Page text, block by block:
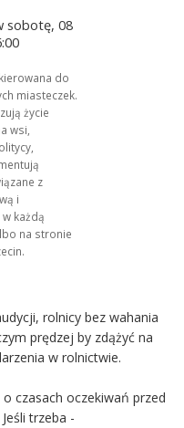
sobotę, 08
do
miasteczek.
życie
wsi,
z
i
w każdą
na stronie
rolnicy bez wahania
prędzej by zdążyć na
w rolnictwie.
czasach oczekiwań przed
trzeba -